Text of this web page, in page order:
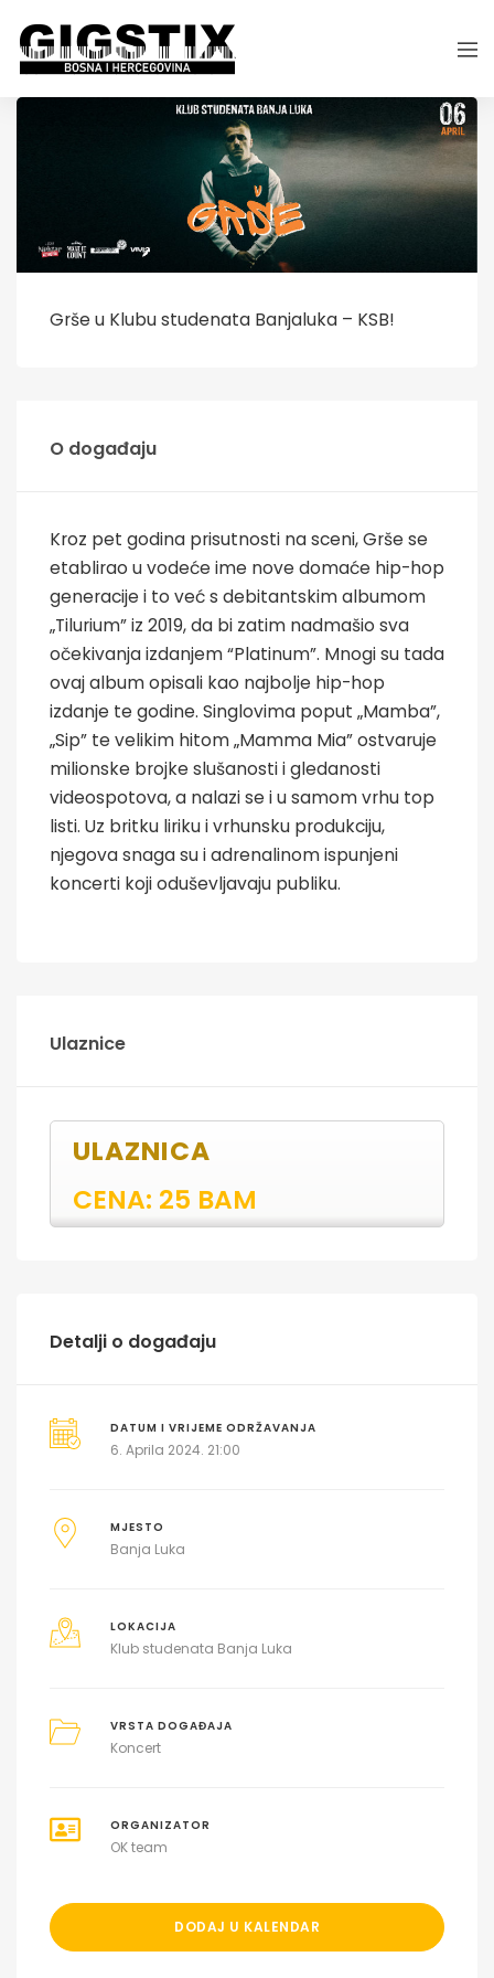
Grše u Klubu studenata Banjaluka – KSB!
O događaju
Kroz pet godina prisutnosti na sceni, Grše se
etablirao u vodeće ime nove domaće hip-hop
generacije i to već s debitantskim albumom
„Tilurium” iz 2019, da bi zatim nadmašio sva
očekivanja izdanjem “Platinum”. Mnogi su tada
ovaj album opisali kao najbolje hip-hop
izdanje te godine. Singlovima poput „Mamba”,
„Sip” te velikim hitom „Mamma Mia” ostvaruje
milionske brojke slušanosti i gledanosti
videospotova, a nalazi se i u samom vrhu top
listi. Uz britku liriku i vrhunsku produkciju,
njegova snaga su i adrenalinom ispunjeni
koncerti koji oduševljavaju publiku.
Ulaznice
ULAZNICA
CENA: 25 BAM
Detalji o događaju
DATUM I VRIJEME ODRŽAVANJA
6. Aprila 2024. 21:00
MJESTO
Banja Luka
LOKACIJA
Klub studenata Banja Luka
VRSTA DOGAĐAJA
Koncert
ORGANIZATOR
OK team
DODAJ U KALENDAR